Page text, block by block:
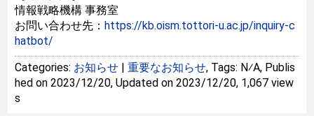
情報戦略機構 事務室
お問い合わせ先：https://kb.oism.tottori-u.ac.jp/inquiry-c
hatbot/
Categories: お知らせ |重要なお知らせ, Tags: N⁄A, Publis
hed on 2023/12/20, Updated on 2023/12/20, 1,067 view
s